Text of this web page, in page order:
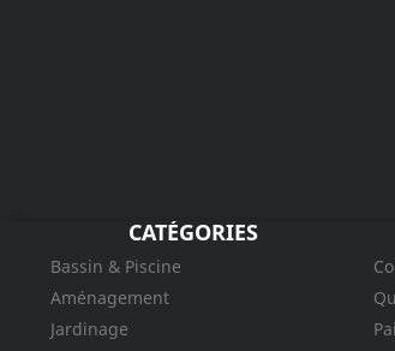
CATÉGORIES
Bassin & Piscine
Aménagement
Jardinage